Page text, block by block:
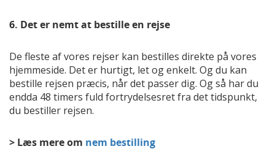
6. Det er nemt at bestille en rejse
De fleste af vores rejser kan bestilles direkte på vores
hjemmeside. Det er hurtigt, let og enkelt. Og du kan
bestille rejsen præcis, når det passer dig. Og så har du
endda 48 timers fuld fortrydelsesret fra det tidspunkt,
du bestiller rejsen.
> Læs mere om nem bestilling